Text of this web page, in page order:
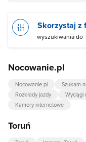
Skorzystaj z
wyszukiwania do
Nocowanie.pl
Nocowanie.pl Szukam
Rozkłady jazdy
Wyciągi
Kamery internetowe
Toruń